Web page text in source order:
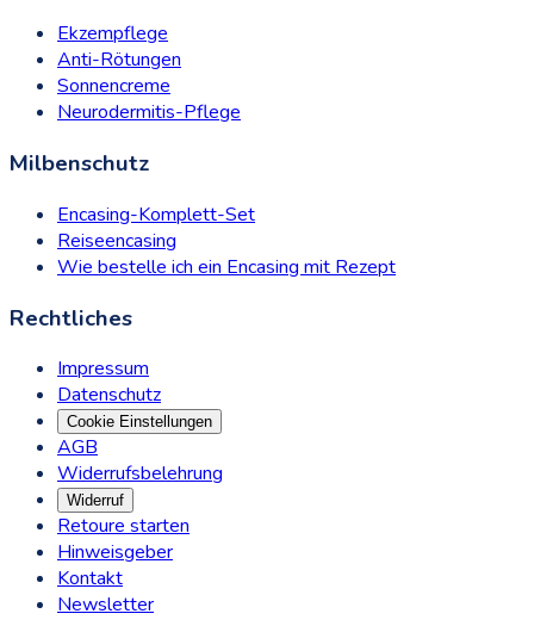
Ekzempflege
Anti-Rötungen
Sonnencreme
Neurodermitis-Pflege
Milbenschutz
Encasing-Komplett-Set
Reiseencasing
Wie bestelle ich ein Encasing mit Rezept
Rechtliches
Impressum
Datenschutz
Cookie Einstellungen
AGB
Widerrufsbelehrung
Widerruf
Retoure starten
Hinweisgeber
Kontakt
Newsletter